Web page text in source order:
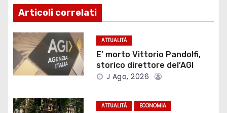
g
a
z
i
o
Articoli correlati
ATTUALITÀ
E’ morto Vittorio Pandolfi,
storico direttore del’AGI
J Ago, 2026
ATTUALITÀ ECONOMIA